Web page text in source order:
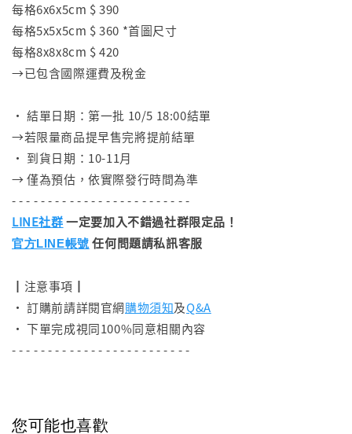
每格6x6x5cm $ 390
每格5x5x5cm $ 360 *首圖尺寸
每格8x8x8cm $ 420
→已包含國際運費及稅金
• 結單日期：第一批 10/5 18:00結單
→若限量商品提早售完將提前結單
• 到貨日期：10-11月
→ 僅為預估，依實際發行時間為準
- - - - - - - - - - - - - - - - - - - - - - - - -
LINE社群一定要加入不錯過社群限定品！
官方LINE帳號 任何問題請私訊客服
┃注意事項┃
• 訂購前請詳閱官網購物須知及Q&A
• 下單完成視同100%同意相關內容
- - - - - - - - - - - - - - - - - - - - - - - - -
您可能也喜歡